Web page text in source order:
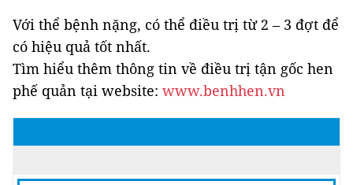
Với thể bệnh nặng, có thể điều trị từ 2 – 3 đợt để
có hiệu quả tốt nhất.
Tìm hiểu thêm thông tin về điều trị tận gốc hen
phế quản tại website: www.benhhen.vn